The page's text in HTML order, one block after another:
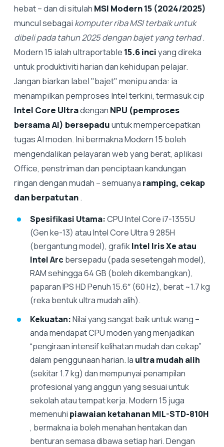
hebat – dan di situlah MSI Modern 15 (2024/2025)
muncul sebagai komputer riba MSI terbaik untuk
dibeli pada tahun 2025 dengan bajet yang terhad.
Modern 15 ialah ultraportable 15.6 inciyang direka
untuk produktiviti harian dan kehidupan pelajar.
Jangan biarkan label "bajet" menipu anda: ia
menampilkan pemproses Intel terkini, termasuk cip
Intel Core Ultradengan NPU (pemproses
bersama AI) bersepaduuntuk mempercepatkan
tugas AI moden. Ini bermakna Modern 15 boleh
mengendalikan pelayaran web yang berat, aplikasi
Office, penstriman dan penciptaan kandungan
ringan dengan mudah – semuanya ramping, cekap
dan berpatutan .
Spesifikasi Utama:CPU Intel Core i7-1355U
(Gen ke-13) atau Intel Core Ultra 9 285H
(bergantung model), grafikIntel Iris Xe atau
Intel Arc bersepadu (pada sesetengah model),
RAM sehingga 64 GB (boleh dikembangkan),
paparan IPS HD Penuh 15.6″ (60 Hz), berat ~1.7 kg
(reka bentuk ultra mudah alih).
Kekuatan:Nilai yang sangat baik untuk wang –
anda mendapat CPU moden yang menjadikan
“pengiraan intensif kelihatan mudah dan cekap”
dalam penggunaan harian. Ia ultra mudah alih
(sekitar 1.7 kg) dan mempunyai penampilan
profesional yang anggun yang sesuai untuk
sekolah atau tempat kerja. Modern 15 juga
memenuhi piawaian ketahanan MIL-STD-810H
, bermakna ia boleh menahan hentakan dan
benturan semasa dibawa setiap hari. Dengan